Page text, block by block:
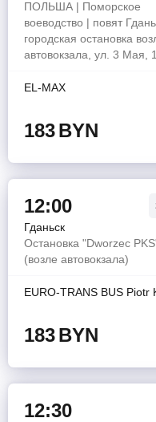
ПОЛЬША | Поморское
воеводство | повят
городская остановка
автовокзала, ул. 3 Мая,
EL-MAX
183BYN
12:00
Гданьск
Остановка "Dworzec
(возле автовокзала)
EURO-TRANS BUS Piotr
183BYN
12:30